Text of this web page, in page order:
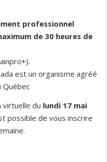
professionnel
de 30 heures de
est un organisme agréé
Québec
virtuelle du lundi 17 mai
possible de vous inscrire